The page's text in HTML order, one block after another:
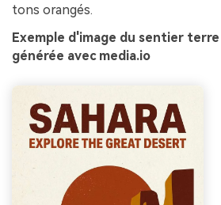
tons orangés.
Exemple d'image du sentier
générée avec media.io